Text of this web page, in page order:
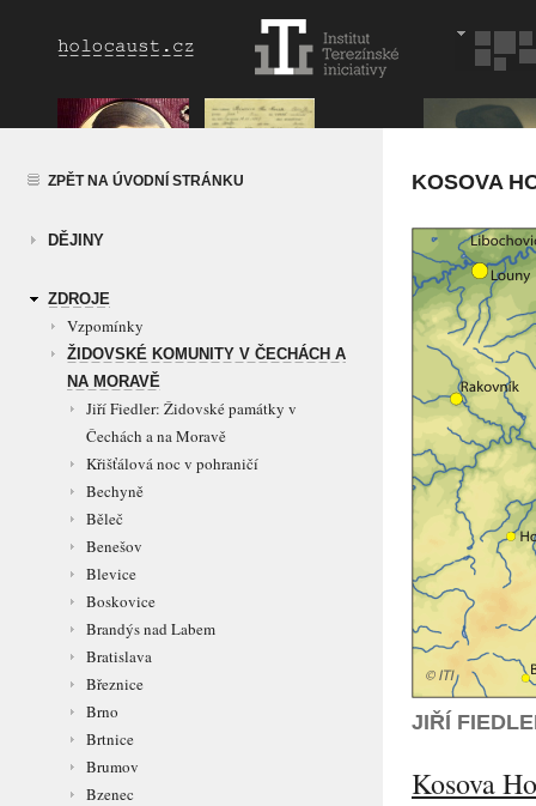
ZPĚT NA ÚVODNÍ STRÁNKU
DĚJINY
ZDROJE
Vzpomínky
ŽIDOVSKÉ KOMUNITY V ČECHÁCH A
NA MORAVĚ
Jiří Fiedler: Židovské památky v
Čechách a na Moravě
Křišťálová noc v pohraničí
Bechyně
Běleč
Benešov
Blevice
Boskovice
Brandýs nad Labem
Bratislava
Březnice
Brno
Brtnice
Brumov
Bzenec
KOSOVA
JIŘÍ
Kosova